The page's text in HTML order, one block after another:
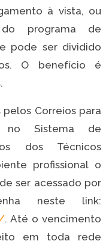
à vista, ou
programa de
pode ser dividido
O benefício é
Correios para
no Sistema de
dos Técnicos
profissional o
ser acessado por
neste link:
. Até o vencimento
em toda rede